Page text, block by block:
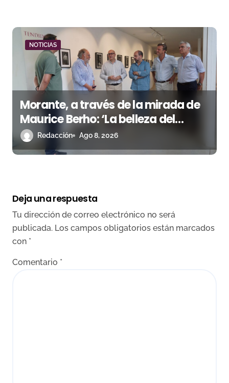
NOTICIAS
Morante, a través de la mirada de
Maurice Berho: ‘La belleza del
misterio’ llega a La Malagueta
Redacción Ago 8, 2026
Deja una respuesta
Tu dirección de correo electrónico no será
publicada. Los campos obligatorios están marcados
con *
Comentario *